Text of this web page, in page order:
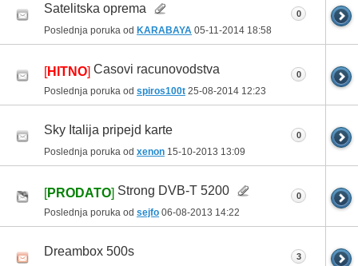
Satelitska oprema
Poslednja poruka od KARABAYA 05-11-2014 18:58
0
[HITNO] Casovi racunovodstva
Poslednja poruka od spiros100t 25-08-2014 12:23
0
Sky Italija pripejd karte
Poslednja poruka od xenon 15-10-2013 13:09
0
[PRODATO] Strong DVB-T 5200
Poslednja poruka od sejfo 06-08-2013 14:22
0
Dreambox 500s 3